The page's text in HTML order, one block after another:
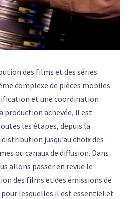
des films et des séries
complexe de pièces mobiles
et une coordination
production achevée, il est
les étapes, depuis la
jusqu’au choix des
ou canaux de diffusion. Dans
allons passer en revue le
des films et des émissions de
lesquelles il est essentiel et